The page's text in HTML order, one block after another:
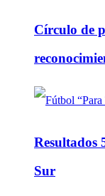
Círculo de
Resultados
Sur